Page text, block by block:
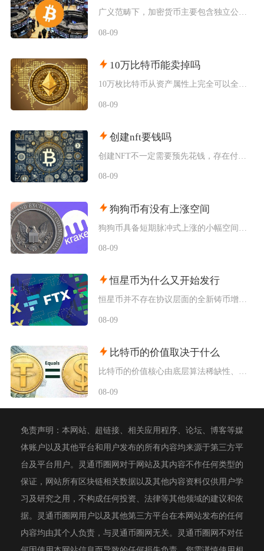
08-09
10万比特币能卖掉吗
08-09
创建nft要钱吗
08-09
狗狗币有没有上涨空间
08-09
恒星币为什么又开始发行
恒星币并不存在协议层面的全新铸币增发，市场感知的“再次发行”，本质是恒星发展基金会持续释放
08-09
比特币的价值取决于什么
08-09
免责声明：本网站、超链接、相关应用程序、论坛、博客等媒
体账户以及其他平台和用户发布的所有内容均来源于第三方平
台及平台用户。灵通币圈网对于网站及其内容不作任何类型的
保证，网站所有区块链相关数据以及其他内容资料仅供用户学
习及研究之用，不构成任何投资、法律等其他领域的建议和依
据。灵通币圈网用户以及其他第三方平台在本网站发布的任何
内容均由其个人负责，与灵通币圈网无关。灵通币圈网不对任